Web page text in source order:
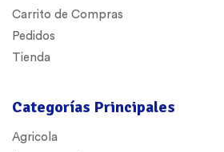
Carrito de Compras
Pedidos
Tienda
Categorías Principales
Agricola